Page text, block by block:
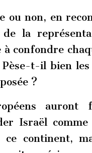
ou non, en
de la
confondre
t-il bien les
?
Israël
continent,